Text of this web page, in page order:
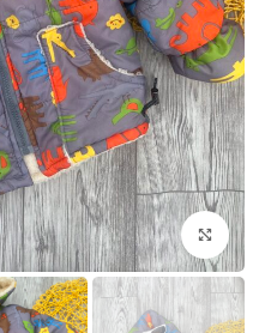
بزرگنمایی تصویر